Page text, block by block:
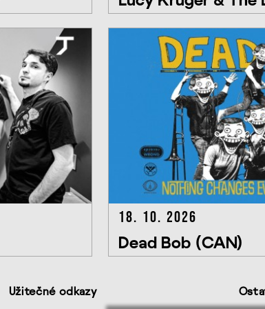
18. 10. 2026
Dead Bob (CAN)
Užitečné odkazy